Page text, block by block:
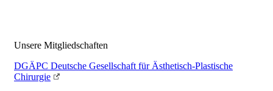
Unsere Mitgliedschaften
DGÄPC Deutsche Gesellschaft für Ästhetisch-Plastische
Chirurgie